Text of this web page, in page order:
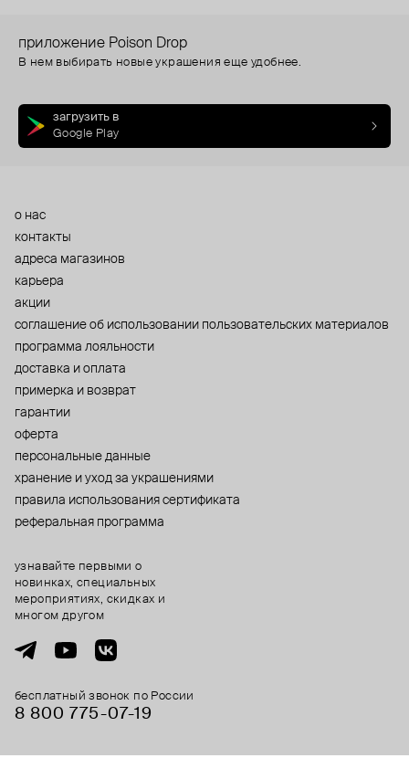
приложение Poison Drop
В нем выбирать новые украшения еще удобнее.
загрузить в
Google Play
о нас
контакты
адреса магазинов
карьера
акции
cоглашение об использовании пользовательских материалов
программа лояльности
доставка и оплата
примерка и возврат
гарантии
оферта
персональные данные
хранение и уход за украшениями
правила использования сертификата
реферальная программа
бесплатный звонок по России
8 800 775⁠-07⁠-19
узнавайте первыми о
новинках, специальных
мероприятиях, скидках и
многом другом